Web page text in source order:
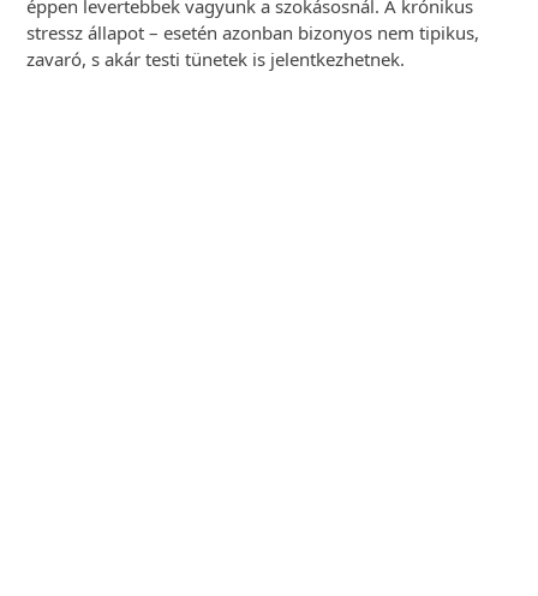
éppen levertebbek vagyunk a szokásosnál. A krónikus
stressz állapot – esetén azonban bizonyos nem tipikus,
zavaró, s akár testi tünetek is jelentkezhetnek.